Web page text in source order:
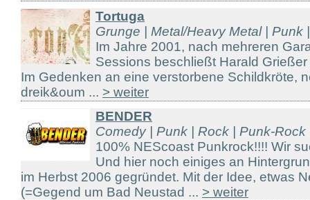
Tortuga
Grunge | Metal/Heavy Metal | Punk
Im Jahre 2001, nach mehreren
Sessions beschließt Harald
Im Gedenken an eine verstorbene Schildkröte,
dreik&oum ... > weiter
BENDER
Comedy | Punk | Rock | Punk-Rock
100% NEScoast Punkrock!!!! Wir
Und hier noch einiges an
im Herbst 2006 gegründet. Mit der Idee, etwas
(=Gegend um Bad Neustad ... > weiter